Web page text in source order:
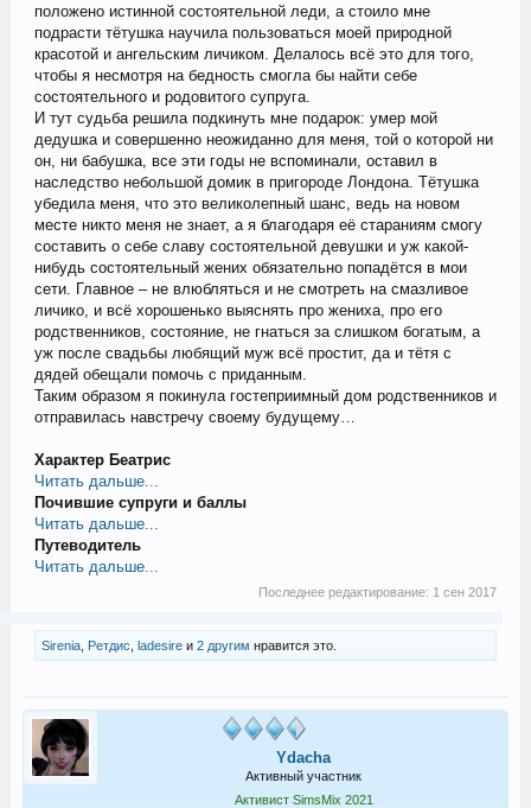
положено истинной состоятельной леди, а стоило мне
подрасти тётушка научила пользоваться моей природной
красотой и ангельским личиком. Делалось всё это для того,
чтобы я несмотря на бедность смогла бы найти себе
состоятельного и родовитого супруга.
И тут судьба решила подкинуть мне подарок: умер мой
дедушка и совершенно неожиданно для меня, той о которой ни
он, ни бабушка, все эти годы не вспоминали, оставил в
наследство небольшой домик в пригороде Лондона. Тётушка
убедила меня, что это великолепный шанс, ведь на новом
месте никто меня не знает, а я благодаря её стараниям смогу
составить о себе славу состоятельной девушки и уж какой-
нибудь состоятельный жених обязательно попадётся в мои
сети. Главное – не влюбляться и не смотреть на смазливое
личико, и всё хорошенько выяснять про жениха, про его
родственников, состояние, не гнаться за слишком богатым, а
уж после свадьбы любящий муж всё простит, да и тётя с
дядей обещали помочь с приданным.
Таким образом я покинула гостеприимный дом родственников и
отправилась навстречу своему будущему…
Характер Беатрис
Читать дальше...
Почившие супруги и баллы
Читать дальше...
Путеводитель
Читать дальше...
Последнее редактирование: 1 сен 2017
Sirenia, Ретдис ladesireи 2 другим нравится это.
Ydacha
Активный участник
Активист SimsMix 2021